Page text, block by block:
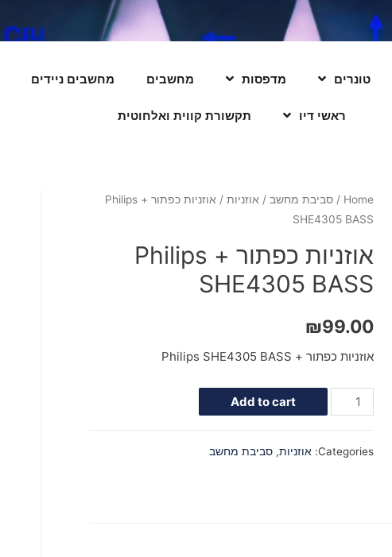
טונרים מדפסות מחשבים מחשבים ניידים
ראשי דיו תקשורת קווית ואלחוטית
Home
/ סביבת מחשב / אוזניות
/ אוזניות כפתור + Philips
SHE4305 BASS
אוזניות כפתור + Philips
SHE4305 BASS
₪99.00
אוזניות כפתור + Philips SHE4305 BASS
Add to cart
Categories: אוזניות, סביבת מחשב